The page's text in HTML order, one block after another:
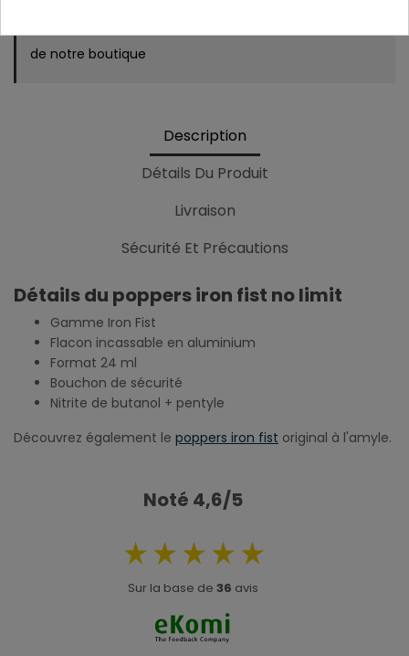
de notre boutique
Description
Détails Du Produit
Livraison
Sécurité Et Précautions
Détails du poppers iron fist no limit
Gamme Iron Fist
Flacon incassable en aluminium
Format 24 ml
Bouchon de sécurité
Nitrite de butanol + pentyle
Découvrez également le poppers iron fist original à l'amyle.
Noté 4,6/5
Sur la base de 36 avis